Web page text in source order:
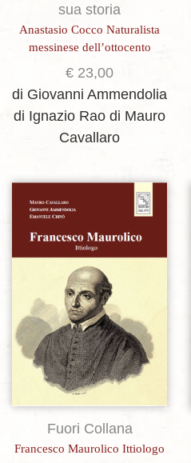
sua storia
Anastasio Cocco Naturalista
messinese dell’ottocento
€ 23,00
di Giovanni Ammendolia
di Ignazio Rao di Mauro
Cavallaro
Aggiungi alla lista dei desideri
Fuori Collana
Francesco Maurolico Ittiologo